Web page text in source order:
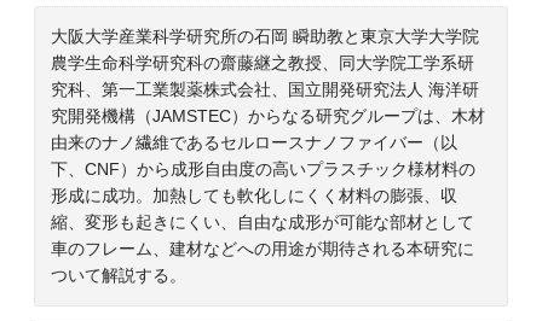
大阪大学産業科学研究所の石岡 瞬助教と東京大学大学院
農学生命科学研究科の齋藤継之教授、同大学院工学系研
究科、第一工業製薬株式会社、国立開発研究法人 海洋研
究開発機構（JAMSTEC）からなる研究グループは、木材
由来のナノ繊維であるセルロースナノファイバー（以
下、CNF）から成形自由度の高いプラスチック様材料の
形成に成功。加熱しても軟化しにくく材料の膨張、収
縮、変形も起きにくい、自由な成形が可能な部材として
車のフレーム、建材などへの用途が期待される本研究に
ついて解説する。